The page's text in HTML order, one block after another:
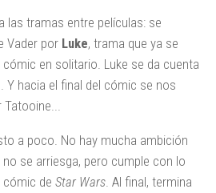
las tramas entre películas: se
Vader por Luke, trama que ya se
en solitario. Luke se da cuenta
Y hacia el final del cómic se nos
a poco. No hay mucha ambición
no se arriesga, pero cumple con lo
cómic de Star Wars . Al final, termina